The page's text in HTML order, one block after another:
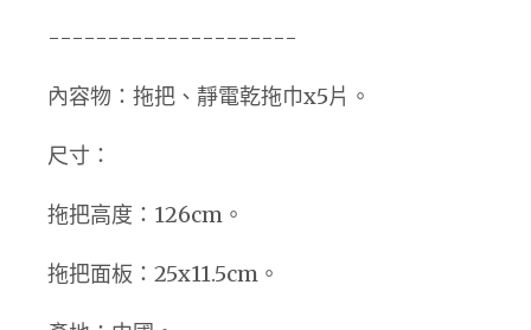
---------------------
內容物：拖把、靜電乾拖巾x5片。
尺寸：
拖把高度：126cm。
拖把面板：25x11.5cm。